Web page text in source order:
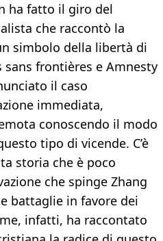
ha fatto il giro del
che raccontò la
simbolo della libertà di
frontières e Amnesty
il caso
immediata,
conoscendo il modo
tipo di vicende. C’è
storia che è poco
che spinge Zhang
battaglie in favore dei
infatti, ha raccontato